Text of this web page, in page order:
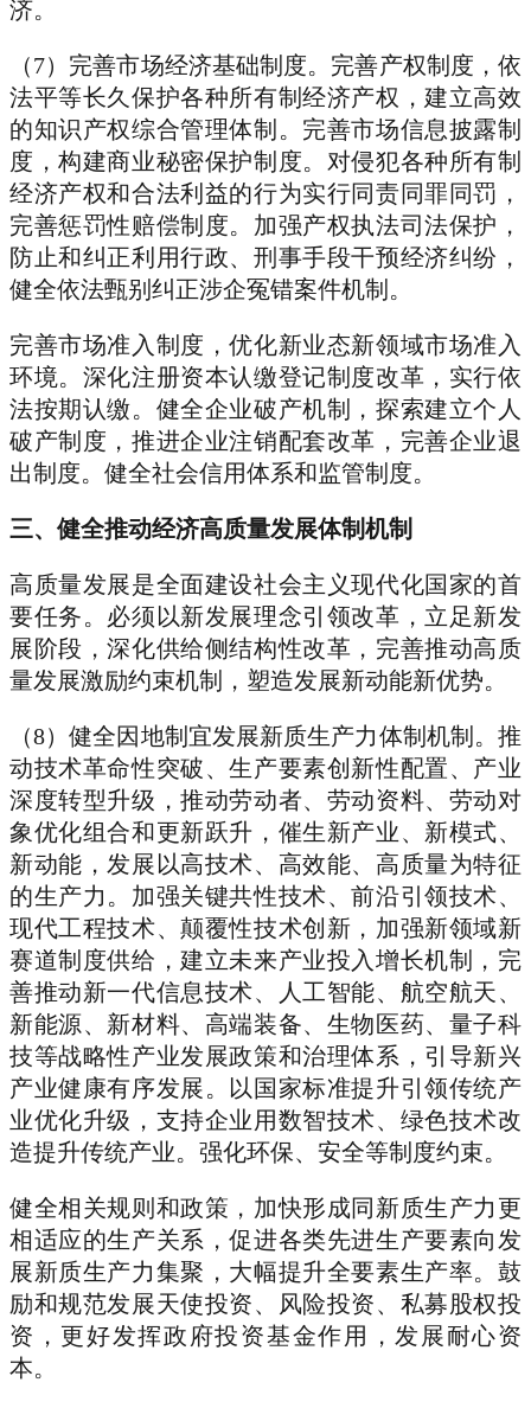
济。
（7）完善市场经济基础制度。完善产权制度，依
法平等长久保护各种所有制经济产权，建立高效
的知识产权综合管理体制。完善市场信息披露制
度，构建商业秘密保护制度。对侵犯各种所有制
经济产权和合法利益的行为实行同责同罪同罚，
完善惩罚性赔偿制度。加强产权执法司法保护，
防止和纠正利用行政、刑事手段干预经济纠纷，
健全依法甄别纠正涉企冤错案件机制。
完善市场准入制度，优化新业态新领域市场准入
环境。深化注册资本认缴登记制度改革，实行依
法按期认缴。健全企业破产机制，探索建立个人
破产制度，推进企业注销配套改革，完善企业退
出制度。健全社会信用体系和监管制度。
三、健全推动经济高质量发展体制机制
高质量发展是全面建设社会主义现代化国家的首
要任务。必须以新发展理念引领改革，立足新发
展阶段，深化供给侧结构性改革，完善推动高质
量发展激励约束机制，塑造发展新动能新优势。
（8）健全因地制宜发展新质生产力体制机制。推
动技术革命性突破、生产要素创新性配置、产业
深度转型升级，推动劳动者、劳动资料、劳动对
象优化组合和更新跃升，催生新产业、新模式、
新动能，发展以高技术、高效能、高质量为特征
的生产力。加强关键共性技术、前沿引领技术、
现代工程技术、颠覆性技术创新，加强新领域新
赛道制度供给，建立未来产业投入增长机制，完
善推动新一代信息技术、人工智能、航空航天、
新能源、新材料、高端装备、生物医药、量子科
技等战略性产业发展政策和治理体系，引导新兴
产业健康有序发展。以国家标准提升引领传统产
业优化升级，支持企业用数智技术、绿色技术改
造提升传统产业。强化环保、安全等制度约束。
健全相关规则和政策，加快形成同新质生产力更
相适应的生产关系，促进各类先进生产要素向发
展新质生产力集聚，大幅提升全要素生产率。鼓
励和规范发展天使投资、风险投资、私募股权投
资，更好发挥政府投资基金作用，发展耐心资
本。